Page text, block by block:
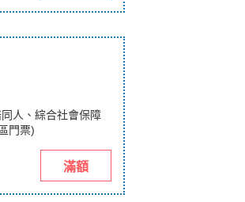
人、綜合社會保障
門票)
滿額